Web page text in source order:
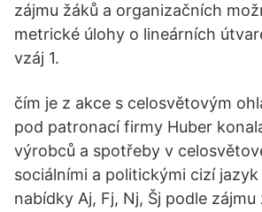
zájmu žáků a organizačních
metrické úlohy o lineárních
vzáj 1.
čím je z akce s celosvětovým
pod patronací firmy Huber
výrobců a spotřeby v
sociálními a politickými cizí
nabídky Aj, Fj, Nj, Šj podle zájmu